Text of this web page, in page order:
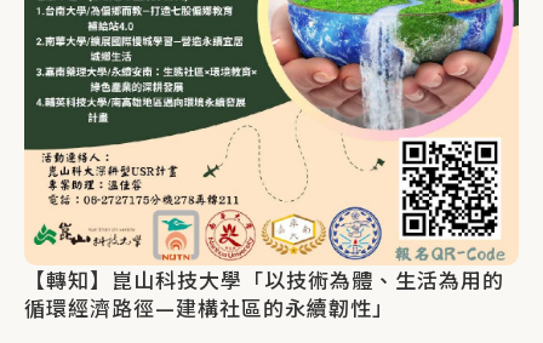
【轉知】崑山科技大學「以技術為體、生活為用的
循環經濟路徑—建構社區的永續韌性」